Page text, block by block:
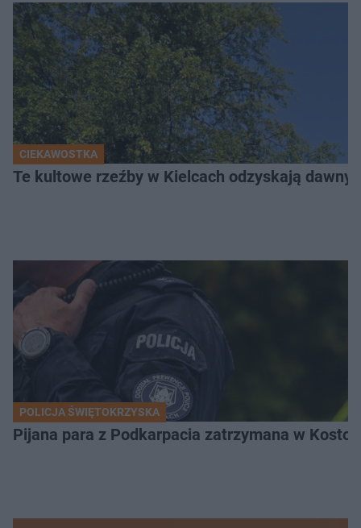
CIEKAWOSTKA
Te kultowe rzeźby w Kielcach odzyskają dawny
POLICJA ŚWIĘTOKRZYSKA
Pijana para z Podkarpacia zatrzymana w